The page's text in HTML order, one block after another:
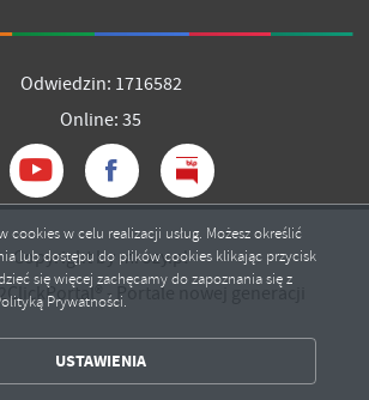
Odwiedzin: 1716582
Online: 35
Copyright by mrozy.pl
- Portale nowej generacji
cookies w celu realizacji usług. Możesz określić
lub dostępu do plików cookies klikając przycisk
się więcej zachęcamy do zapoznania się z
Prywatności.
USTAWIENIA
ZAPISZ WYBRANE